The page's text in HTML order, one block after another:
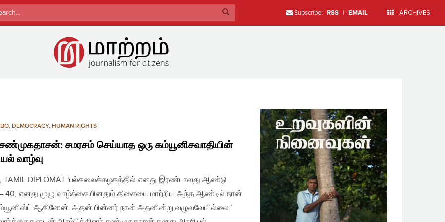
Subscribe: RSS | EMAIL ARCHIVES
, DEMOCRACY, HUMAN RIGHTS
சமரசம் செய்யாத ஒரு கம்யூனிசவாதியின்
வாழ்வு
TAMIL DIPLOMAT ‘பல்கலைக்கழகத்தில் எனது இரண்டாவது ஆண்டு
– 40, எனது முழு வாழ்க்கையினதும் திசையை மாற்றிய அந்த ஆண்டில் நான்
ஆகினேன். அதன் பின்னர் நான் அதனின்று வழுவவேயில்லை.’